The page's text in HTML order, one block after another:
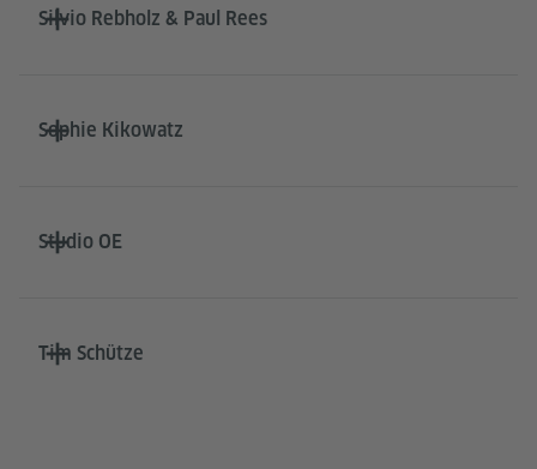
Silvio Rebholz & Paul Rees
Sophie Kikowatz
Studio OE
Tim Schütze